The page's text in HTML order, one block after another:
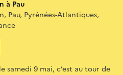
à Pau
Pau, Pyrénées-Atlantiques,
samedi 9 mai, c’est au tour de